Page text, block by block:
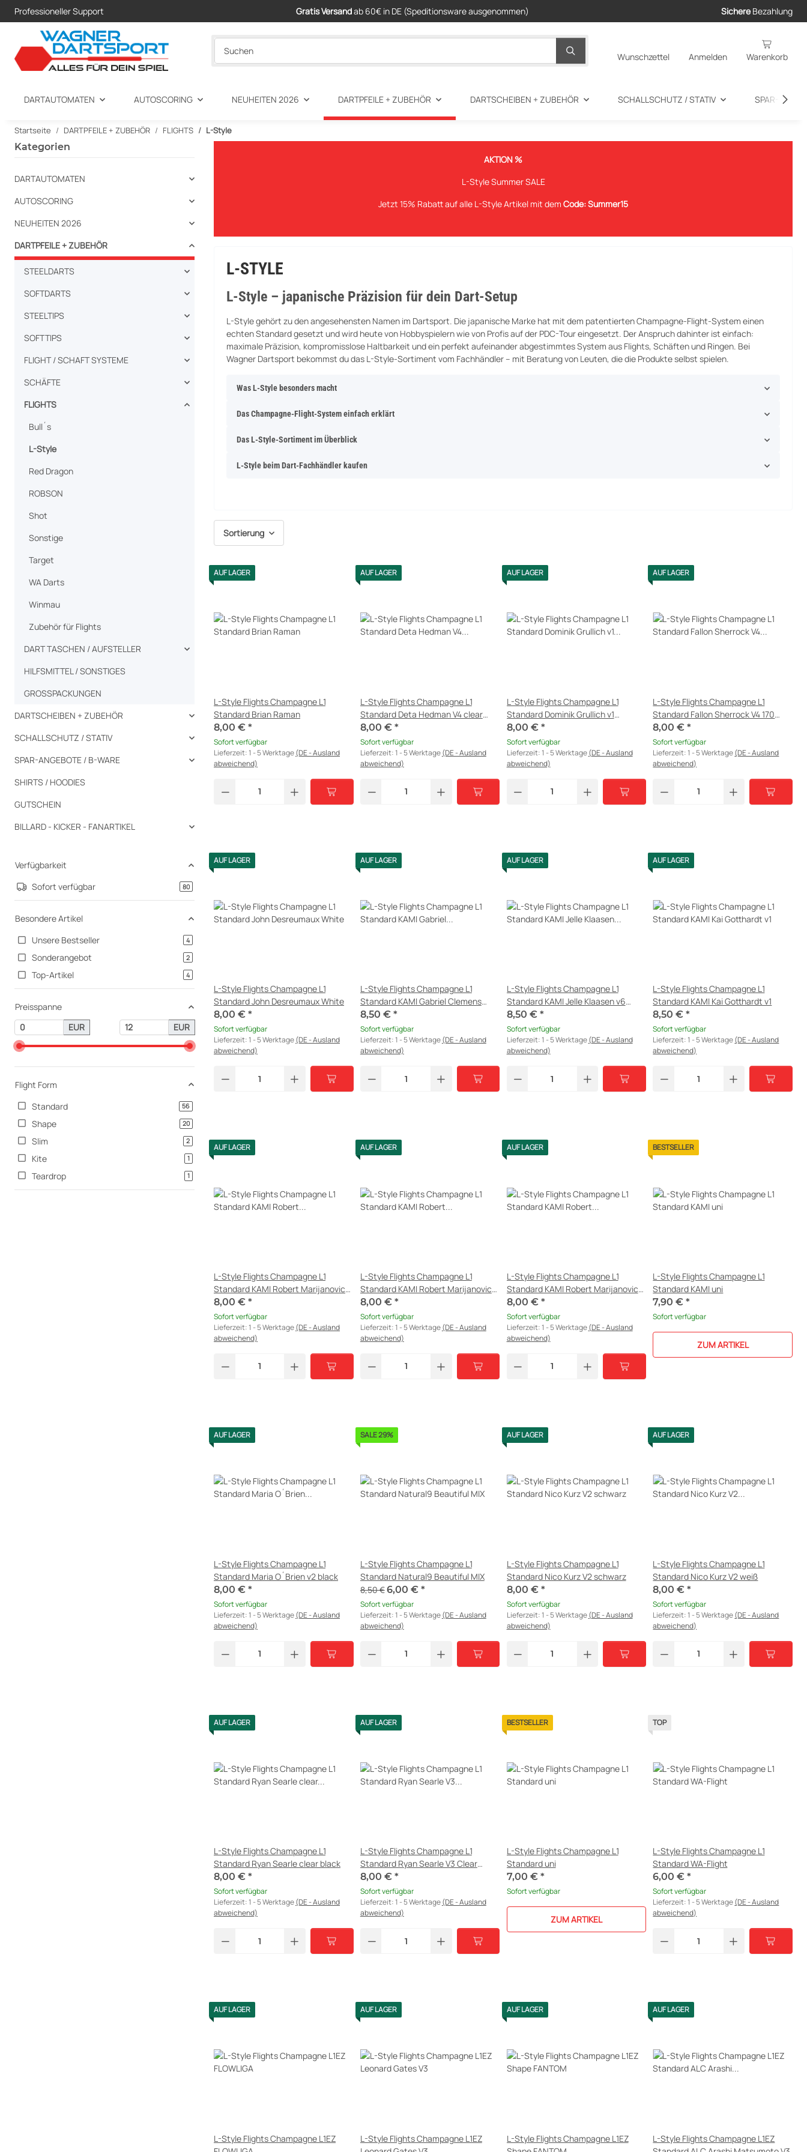
Professioneller Support Gratis Versandab 60€ in DE (Speditionsware ausgenommen) Sichere Bezahlung
Wunschzettel Anmelden Warenkorb
DARTAUTOMATEN AUTOSCORING NEUHEITEN 2026 DARTPFEILE + ZUBEHÖR DARTSCHEIBEN + ZUBEHÖR SCHALLSCHUTZ / STATIV SPAR-
Startseite DARTPFEILE + ZUBEHÖR FLIGHTS L-Style
AKTION %
L-Style Summer SALE
Jetzt 15% Rabatt auf alle L-Style Artikel mit dem Code: Summer15
L-STYLE
L-Style – japanische Präzision für dein Dart-Setup
L-Style gehört zu den angesehensten Namen im Dartsport. Die japanische Marke hat mit dem patentierten Champagne-Flight-System einen
echten Standard gesetzt und wird heute von Hobbyspielern wie von Profis auf der PDC-Tour eingesetzt. Der Anspruch dahinter ist einfach:
maximale Präzision, kompromisslose Haltbarkeit und ein perfekt aufeinander abgestimmtes System aus Flights, Schäften und Ringen. Bei
Wagner Dartsport bekommst du das L-Style-Sortiment vom Fachhändler – mit Beratung von Leuten, die die Produkte selbst spielen.
Was L-Style besonders macht
Das Champagne-Flight-System einfach erklärt
Das L-Style-Sortiment im Überblick
L-Style beim Dart-Fachhändler kaufen
Sortierung
AUF LAGER
L-Style Flights Champagne L1
Standard Brian Raman
8,00 € *
Sofort verfügbar
Lieferzeit:1 - 5 Werktage(DE - Ausland
abweichend)
AUF LAGER
L-Style Flights Champagne L1
Standard Deta Hedman V4 clear
white
8,00 € *
Sofort verfügbar
Lieferzeit:1 - 5 Werktage(DE - Ausland
abweichend)
AUF LAGER
L-Style Flights Champagne L1
Standard Dominik Grullich v1
schwarz
8,00 € *
Sofort verfügbar
Lieferzeit:1 - 5 Werktage(DE - Ausland
abweichend)
AUF LAGER
L-Style Flights Champagne L1
Standard Fallon Sherrock V4 170
clear white
8,00 €*
Sofort verfügbar
Lieferzeit:1 - 5 Werktage(DE - Ausland
abweichend)
AUF LAGER
L-Style Flights Champagne L1
Standard John Desreumaux White
8,00 € *
Sofort verfügbar
Lieferzeit:1 - 5 Werktage(DE - Ausland
abweichend)
AUF LAGER
L-Style Flights Champagne L1
Standard KAMI Gabriel Clemens
clear white V4
8,50 € *
Sofort verfügbar
Lieferzeit:1 - 5 Werktage(DE - Ausland
abweichend)
AUF LAGER
L-Style Flights Champagne L1
Standard KAMI Jelle Klaasen v6
clear white
8,50 € *
Sofort verfügbar
Lieferzeit:1 - 5 Werktage(DE - Ausland
abweichend)
AUF LAGER
L-Style Flights Champagne L1
Standard KAMI Kai Gotthardt v1
8,50 €*
Sofort verfügbar
Lieferzeit:1 - 5 Werktage(DE - Ausland
abweichend)
AUF LAGER
L-Style Flights Champagne L1
Standard KAMI Robert Marijanovic
GI
8,00 € *
Sofort verfügbar
Lieferzeit:1 - 5 Werktage(DE - Ausland
abweichend)
AUF LAGER
L-Style Flights Champagne L1
Standard KAMI Robert Marijanovic
Samurai A
8,00 € *
Sofort verfügbar
Lieferzeit:1 - 5 Werktage(DE - Ausland
abweichend)
AUF LAGER
L-Style Flights Champagne L1
Standard KAMI Robert Marijanovic
Samurai C
8,00 € *
Sofort verfügbar
Lieferzeit:1 - 5 Werktage(DE - Ausland
abweichend)
BESTSELLER
L-Style Flights Champagne L1
Standard KAMI uni
7,90 €*
Sofort verfügbar
ZUM ARTIKEL
AUF LAGER
L-Style Flights Champagne L1
Standard Maria O´Brien v2 black
8,00 € *
Sofort verfügbar
Lieferzeit:1 - 5 Werktage(DE - Ausland
abweichend)
SALE 29%
L-Style Flights Champagne L1
Standard Natural9 Beautiful MIX
8,50 €6,00 € *
Sofort verfügbar
Lieferzeit:1 - 5 Werktage(DE - Ausland
abweichend)
AUF LAGER
L-Style Flights Champagne L1
Standard Nico Kurz V2 schwarz
8,00 € *
Sofort verfügbar
Lieferzeit:1 - 5 Werktage(DE - Ausland
abweichend)
AUF LAGER
L-Style Flights Champagne L1
Standard Nico Kurz V2 weiß
8,00 €*
Sofort verfügbar
Lieferzeit:1 - 5 Werktage(DE - Ausland
abweichend)
AUF LAGER
L-Style Flights Champagne L1
Standard Ryan Searle clear black
8,00 € *
Sofort verfügbar
Lieferzeit:1 - 5 Werktage(DE - Ausland
abweichend)
AUF LAGER
L-Style Flights Champagne L1
Standard Ryan Searle V3 Clear
Black
8,00 € *
Sofort verfügbar
Lieferzeit:1 - 5 Werktage(DE - Ausland
abweichend)
BESTSELLER
L-Style Flights Champagne L1
Standard uni
7,00 € *
Sofort verfügbar
ZUM ARTIKEL
TOP
L-Style Flights Champagne L1
Standard WA-Flight
6,00 €*
Sofort verfügbar
Lieferzeit:1 - 5 Werktage(DE - Ausland
abweichend)
AUF LAGER
L-Style Flights Champagne L1EZ
AUF LAGER
L-Style Flights Champagne L1EZ
AUF LAGER
L-Style Flights Champagne L1EZ
AUF LAGER
L-Style Flights Champagne L1EZ
Kategorien
DARTAUTOMATEN
AUTOSCORING
NEUHEITEN 2026
DARTPFEILE + ZUBEHÖR
STEELDARTS
SOFTDARTS
STEELTIPS
SOFTTIPS
FLIGHT / SCHAFT SYSTEME
SCHÄFTE
FLIGHTS
Bull´s
L-Style
Red Dragon
ROBSON
Shot
Sonstige
Target
WA Darts
Winmau
Zubehör für Flights
DART TASCHEN / AUFSTELLER
HILFSMITTEL / SONSTIGES
GROSSPACKUNGEN
DARTSCHEIBEN + ZUBEHÖR
SCHALLSCHUTZ / STATIV
SPAR-ANGEBOTE / B-WARE
SHIRTS / HOODIES
GUTSCHEIN
BILLARD - KICKER - FANARTIKEL
Verfügbarkeit
Sofort verfügbar
80Artikel gefunden
Besondere Artikel
Unsere Bestseller
4Artikel gefunden
Sonderangebot 2Artikel gefunden
Top-Artikel 4Artikel gefunden
Preisspanne
EUR
EUR
Flight Form
Standard
56Artikel gefunden
Shape 20Artikel gefunden
Slim 2Artikel gefunden
Kite 1Artikel gefunden
Teardrop 1Artikel gefunden